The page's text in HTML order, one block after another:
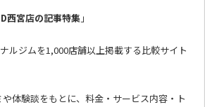
宮店の記事特集」
ルジムを1,000店舗以上掲載する比較サイト
体験談をもとに、料金・サービス内容・ト